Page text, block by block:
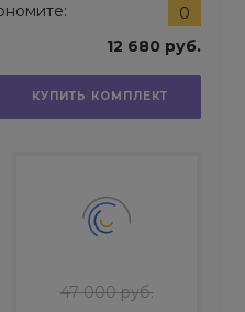
0
12 680 руб.
КУПИТЬ КОМПЛЕКТ
47 000 руб.